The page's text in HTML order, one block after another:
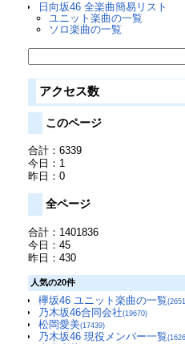
日向坂46 全楽曲簡易リスト
ユニット楽曲の一覧
ソロ楽曲の一覧
アクセス数
このページ
合計：6339
今日：1
昨日：0
全ページ
合計：1401836
今日：45
昨日：430
人気の20件
欅坂46 ユニット楽曲の一覧
乃木坂46合同会社(19670)
松岡愛美(17439)
乃木坂46 現役メンバー一覧